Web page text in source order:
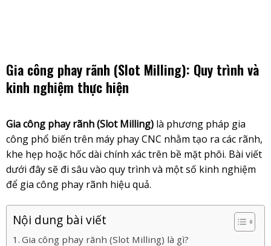
Gia công phay rãnh (Slot Milling): Quy trình và
kinh nghiệm thực hiện
Gia công phay rãnh (Slot Milling)là phương pháp gia
công phổ biến trên máy phay CNC nhằm tạo ra các rãnh,
khe hẹp hoặc hốc dài chính xác trên bề mặt phôi. Bài viết
dưới đây sẽ đi sâu vào quy trình và một số kinh nghiệm
để gia công phay rãnh hiệu quả.
Nội dung bài viết
Gia công phay rãnh (Slot Milling) là gì?